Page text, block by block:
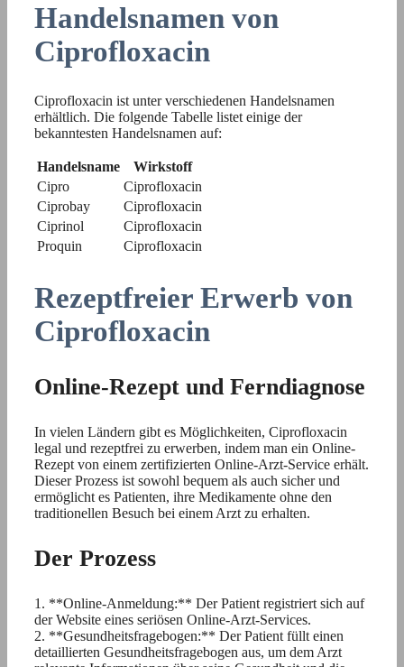
Handelsnamen von
Ciprofloxacin
Ciprofloxacin ist unter verschiedenen Handelsnamen
erhältlich. Die folgende Tabelle listet einige der
bekanntesten Handelsnamen auf:
Handelsname
Wirkstoff
Cipro
Ciprofloxacin
Ciprobay
Ciprofloxacin
Ciprinol
Ciprofloxacin
Proquin
Ciprofloxacin
Rezeptfreier Erwerb von
Ciprofloxacin
Online-Rezept und Ferndiagnose
In vielen Ländern gibt es Möglichkeiten, Ciprofloxacin
legal und rezeptfrei zu erwerben, indem man ein Online-
Rezept von einem zertifizierten Online-Arzt-Service erhält.
Dieser Prozess ist sowohl bequem als auch sicher und
ermöglicht es Patienten, ihre Medikamente ohne den
traditionellen Besuch bei einem Arzt zu erhalten.
Der Prozess
1. **Online-Anmeldung:** Der Patient registriert sich auf
der Website eines seriösen Online-Arzt-Services.
2. **Gesundheitsfragebogen:** Der Patient füllt einen
detaillierten Gesundheitsfragebogen aus, um dem Arzt